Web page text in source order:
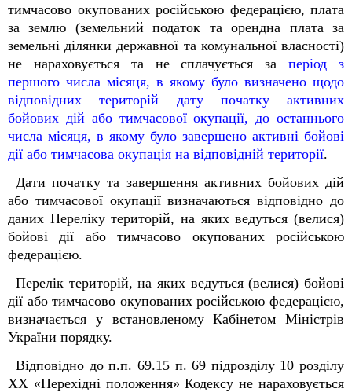
тимчасово окупованих російською федерацією, плата
за землю (земельний податок та орендна плата за
земельні ділянки державної та комунальної власності)
не нараховується та не сплачується заперіод з
першого числа місяця, в якому було визначено щодо
відповідних територій дату початку активних
бойових дій або тимчасової окупації, до останнього
числа місяця, в якому було завершено активні бойові
дії або тимчасова окупація на відповідній території.
Дати початку та завершення активних бойових дій
або тимчасової окупації визначаються відповідно до
даних Переліку територій, на яких ведуться (велися)
бойові дії або тимчасово окупованих російською
федерацією.
Перелік територій, на яких ведуться (велися) бойові
дії або тимчасово окупованих російською федерацією,
визначається у встановленому Кабінетом Міністрів
України порядку.
Відповідно до п.п. 69.15 п. 69 підрозділу 10 розділу
ХХ «Перехідні положення» Кодексу не нараховується